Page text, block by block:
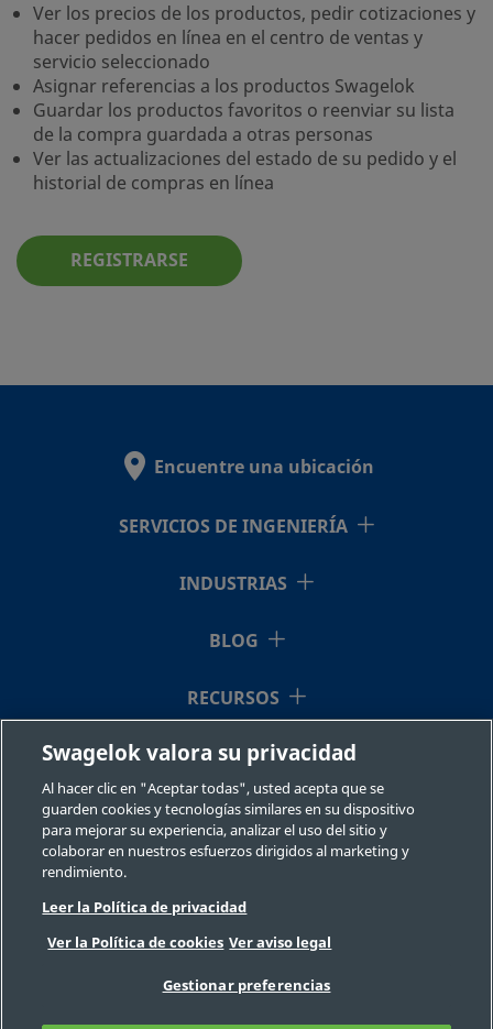
Ver los precios de los productos, pedir cotizaciones y
hacer pedidos en línea en el centro de ventas y
servicio seleccionado
Asignar referencias a los productos Swagelok
Guardar los productos favoritos o reenviar su lista
de la compra guardada a otras personas
Ver las actualizaciones del estado de su pedido y el
historial de compras en línea
REGISTRARSE
Encuentre una ubicación
SERVICIOS DE INGENIERÍA
INDUSTRIAS
BLOG
RECURSOS
QUIÉNES SOMOS
©2026 Swagelok Company. Todos los derechos reservados.
Selección fiable de un componente
Privacidad
Legal
Imprimir
Swagelok valora su privacidad
Al hacer clic en "Aceptar todas", usted acepta que se
guarden cookies y tecnologías similares en su dispositivo
para mejorar su experiencia, analizar el uso del sitio y
colaborar en nuestros esfuerzos dirigidos al marketing y
rendimiento.
Leer la Política de privacidad
Ver la Política de cookies Ver aviso legal
Gestionar preferencias